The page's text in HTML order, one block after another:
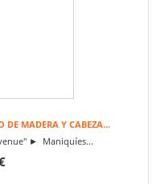
DE MADERA Y CABEZA...
► Maniquíes...